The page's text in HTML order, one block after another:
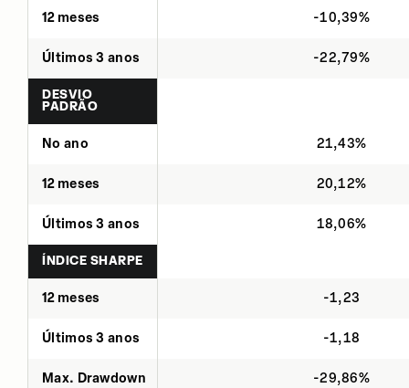
12 meses -10,39%
Últimos 3 anos -22,79%
DESVIO
PADRÃO
No ano 21,43%
12 meses 20,12%
Últimos 3 anos 18,06%
ÍNDICE SHARPE
12 meses -1,23
Últimos 3 anos -1,18
Max. Drawdown -29,86%